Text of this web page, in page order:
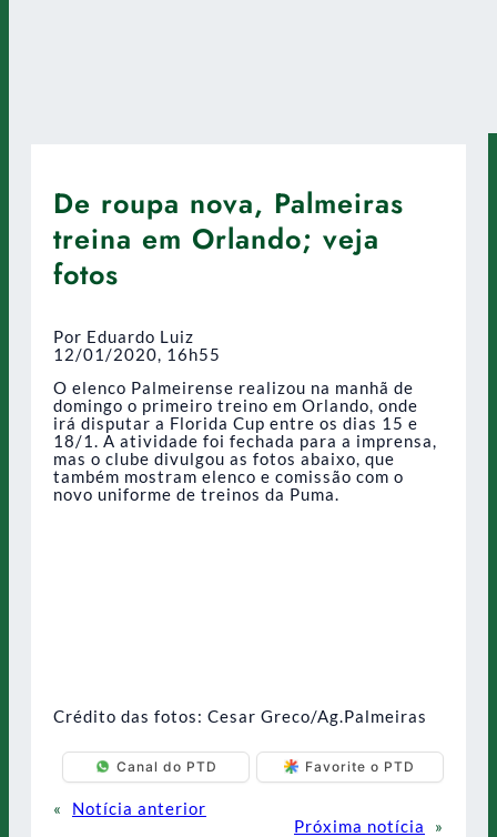
De roupa nova, Palmeiras
treina em Orlando; veja
fotos
Por Eduardo Luiz
12/01/2020, 16h55
O elenco Palmeirense realizou na manhã de
domingo o primeiro treino em Orlando, onde
irá disputar a Florida Cup entre os dias 15 e
18/1. A atividade foi fechada para a imprensa,
mas o clube divulgou as fotos abaixo, que
também mostram elenco e comissão com o
novo uniforme de treinos da Puma.
Crédito das fotos: Cesar Greco/Ag.Palmeiras
Canal do PTD Favorite o PTD
«
Notícia anterior
Próxima notícia
»